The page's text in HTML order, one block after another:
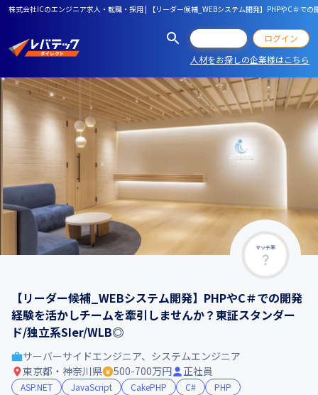
株式会社ICのエンジニア求人・転職・採用 | 【リーダー候補_WEBシステム開発】PHPやC＃で
ログイン
人材をお探しの企業様はこちら
マッチ率
【リーダー候補_WEBシステム開発】PHPやC＃での開発
経験を活かしチームを牽引しませんか？東証スタンダー
ド/独立系SIer/WLB◎
サーバーサイドエンジニア、システムエンジニア
東京都・神奈川県
500-700万円 正社員
ASP.NET JavaScript CakePHP C#
PHP